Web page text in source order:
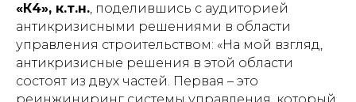
«К4», к.т.н., поделившись с аудиторией
антикризисными решениями в области
управления строительством: «На мой взгляд,
антикризисные решения в этой области
состоят из двух частей. Первая – это